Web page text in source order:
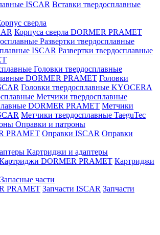
ISCAR Вставки твердосплавные
сверла
Корпуса сверла DORMER PRAMET
Развертки твердосплавные
ISCAR Развертки твердосплавные
Головки твердосплавные
DORMER PRAMET Головки
Головки твердосплавные KYOCERA
Метчики твердосплавные
DORMER PRAMET Метчики
Метчики твердосплавные TaeguTec
Оправки и патроны
PRAMET Оправки ISCAR Оправки
Картриджи и адаптеры
DORMER PRAMET Картриджи
Запасные части
PRAMET Запчасти ISCAR Запчасти